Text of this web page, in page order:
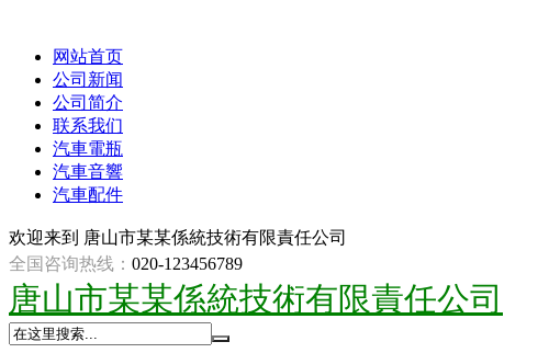
网站首页
公司新闻
公司简介
联系我们
汽車電瓶
汽車音響
汽車配件
欢迎来到 唐山市某某係統技術有限責任公司
全国咨询热线： 020-123456789
唐山市某某係統技術有限責任公司